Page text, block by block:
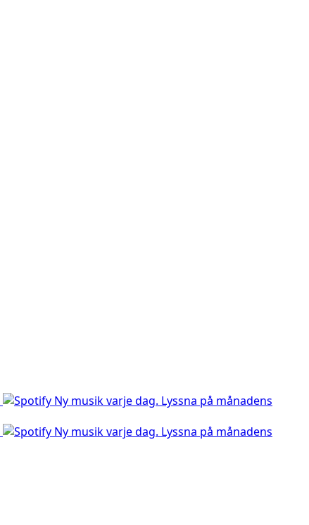
Ny musik varje dag. Lyssna på månadens
Ny musik varje dag. Lyssna på månadens